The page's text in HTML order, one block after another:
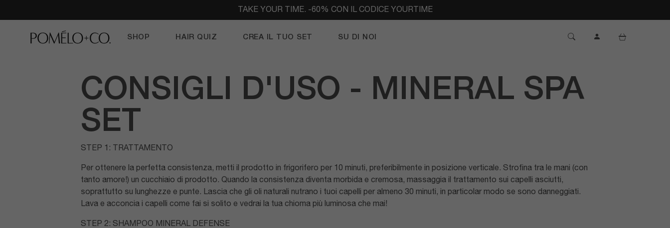
TAKE YOUR TIME. -60% CON IL CODICE YOURTIME
AccediCarrello
SHOP HAIR QUIZ CREA IL TUO SET SU DI NOI
CONSIGLI D'USO - MINERAL SPA
SET
STEP 1: TRATTAMENTO
Per ottenere la perfetta consistenza, metti il prodotto in frigorifero per 10 minuti, preferibilmente in posizione verticale. Strofina tra le mani (con
tanto amore!) un cucchiaio di prodotto. Quando la consistenza diventa morbida e cremosa, massaggia il trattamento sui capelli asciutti,
soprattutto su lunghezze e punte. Lascia che gli oli naturali nutrano i tuoi capelli per almeno 30 minuti, in particolar modo se sono danneggiati.
Lava e acconcia i capelli come fai si solito e vedrai la tua chioma più luminosa che mai!
STEP 2: SHAMPOO MINERAL DEFENSE